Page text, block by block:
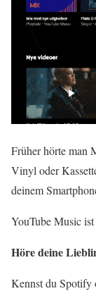
Früher hörte man
Vinyl oder
deinem
YouTube Music
Höre deine
Kennst du Spotify